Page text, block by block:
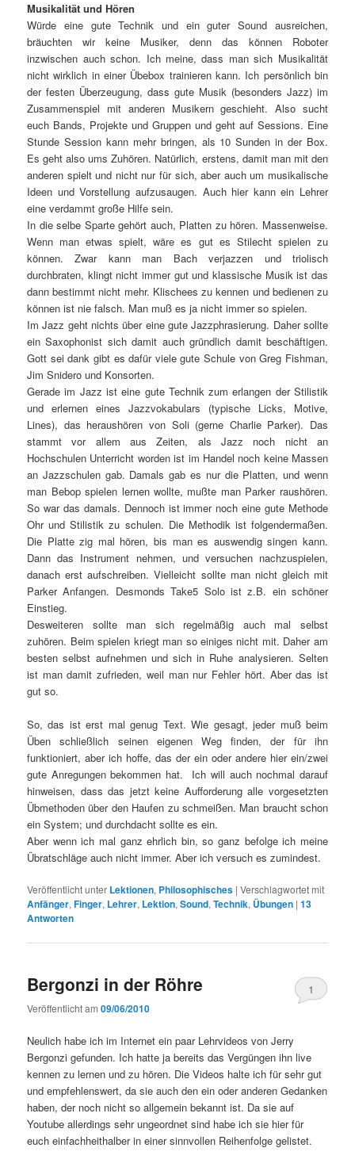
Musikalität und Hören
Würde eine gute Technik und ein guter Sound ausreichen,
bräuchten wir keine Musiker, denn das können Roboter
inzwischen auch schon. Ich meine, dass man sich Musikalität
nicht wirklich in einer Übebox trainieren kann. Ich persönlich bin
der festen Überzeugung, dass gute Musik (besonders Jazz) im
Zusammenspiel mit anderen Musikern geschieht. Also sucht
euch Bands, Projekte und Gruppen und geht auf Sessions. Eine
Stunde Session kann mehr bringen, als 10 Sunden in der Box.
Es geht also ums Zuhören. Natürlich, erstens, damit man mit den
anderen spielt und nicht nur für sich, aber auch um musikalische
Ideen und Vorstellung aufzusaugen. Auch hier kann ein Lehrer
eine verdammt große Hilfe sein.
In die selbe Sparte gehört auch, Platten zu hören. Massenweise.
Wenn man etwas spielt, wäre es gut es Stilecht spielen zu
können. Zwar kann man Bach verjazzen und triolisch
durchbraten, klingt nicht immer gut und klassische Musik ist das
dann bestimmt nicht mehr. Klischees zu kennen und bedienen zu
können ist nie falsch. Man muß es ja nicht immer so spielen.
Im Jazz geht nichts über eine gute Jazzphrasierung. Daher sollte
ein Saxophonist sich damit auch gründlich damit beschäftigen.
Gott sei dank gibt es dafür viele gute Schule von Greg Fishman,
Jim Snidero und Konsorten.
Gerade im Jazz ist eine gute Technik zum erlangen der Stilistik
und erlernen eines Jazzvokabulars (typische Licks, Motive,
Lines), das heraushören von Soli (gerne Charlie Parker). Das
stammt vor allem aus Zeiten, als Jazz noch nicht an
Hochschulen Unterricht worden ist im Handel noch keine Massen
an Jazzschulen gab. Damals gab es nur die Platten, und wenn
man Bebop spielen lernen wollte, mußte man Parker raushören.
So war das damals. Dennoch ist immer noch eine gute Methode
Ohr und Stilistik zu schulen. Die Methodik ist folgendermaßen.
Die Platte zig mal hören, bis man es auswendig singen kann.
Dann das Instrument nehmen, und versuchen nachzuspielen,
danach erst aufschreiben. Vielleicht sollte man nicht gleich mit
Parker Anfangen. Desmonds Take5 Solo ist z.B. ein schöner
Einstieg.
Desweiteren sollte man sich regelmäßig auch mal selbst
zuhören. Beim spielen kriegt man so einiges nicht mit. Daher am
besten selbst aufnehmen und sich in Ruhe analysieren. Selten
ist man damit zufrieden, weil man nur Fehler hört. Aber das ist
gut so.
So, das ist erst mal genug Text. Wie gesagt, jeder muß beim
Üben schließlich seinen eigenen Weg finden, der für ihn
funktioniert, aber ich hoffe, das der ein oder andere hier ein/zwei
gute Anregungen bekommen hat. Ich will auch nochmal darauf
hinweisen, dass das jetzt keine Aufforderung alle vorgesetzten
Übmethoden über den Haufen zu schmeißen. Man braucht schon
ein System; und durchdacht sollte es ein.
Aber wenn ich mal ganz ehrlich bin, so ganz befolge ich meine
Übratschläge auch nicht immer. Aber ich versuch es zumindest.
Veröffentlicht unter Lektionen, Philosophisches |Verschlagwortet mit
Anfänger,Finger, Lehrer, Lektion,Sound,Technik, Übungen |13
Antworten
Bergonzi in der Röhre
Veröffentlicht am09/06/2010
1
Neulich habe ich im Internet ein paar Lehrvideos von Jerry
Bergonzi gefunden. Ich hatte ja bereits das Vergüngen ihn live
kennen zu lernen und zu hören. Die Videos halte ich für sehr gut
und empfehlenswert, da sie auch den ein oder anderen Gedanken
haben, der noch nicht so allgemein bekannt ist. Da sie auf
Youtube allerdings sehr ungeordnet sind habe ich sie hier für
euch einfachheithalber in einer sinnvollen Reihenfolge gelistet.